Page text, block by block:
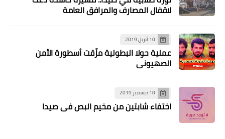
أخبار ‏البص
المعشوق يتشح بالسواد لوفاة فقيد
الشباب الغالي حسن عدنان عبد العال
لاقفال المصارف والمرافق العامة
10 أبريل 2019
عملية حولا البطولية مزّقت أسطورة الأمن
الصهيوني
10 ديسمبر 2019
اختفاء شابتين من مخيم البص في صيدا